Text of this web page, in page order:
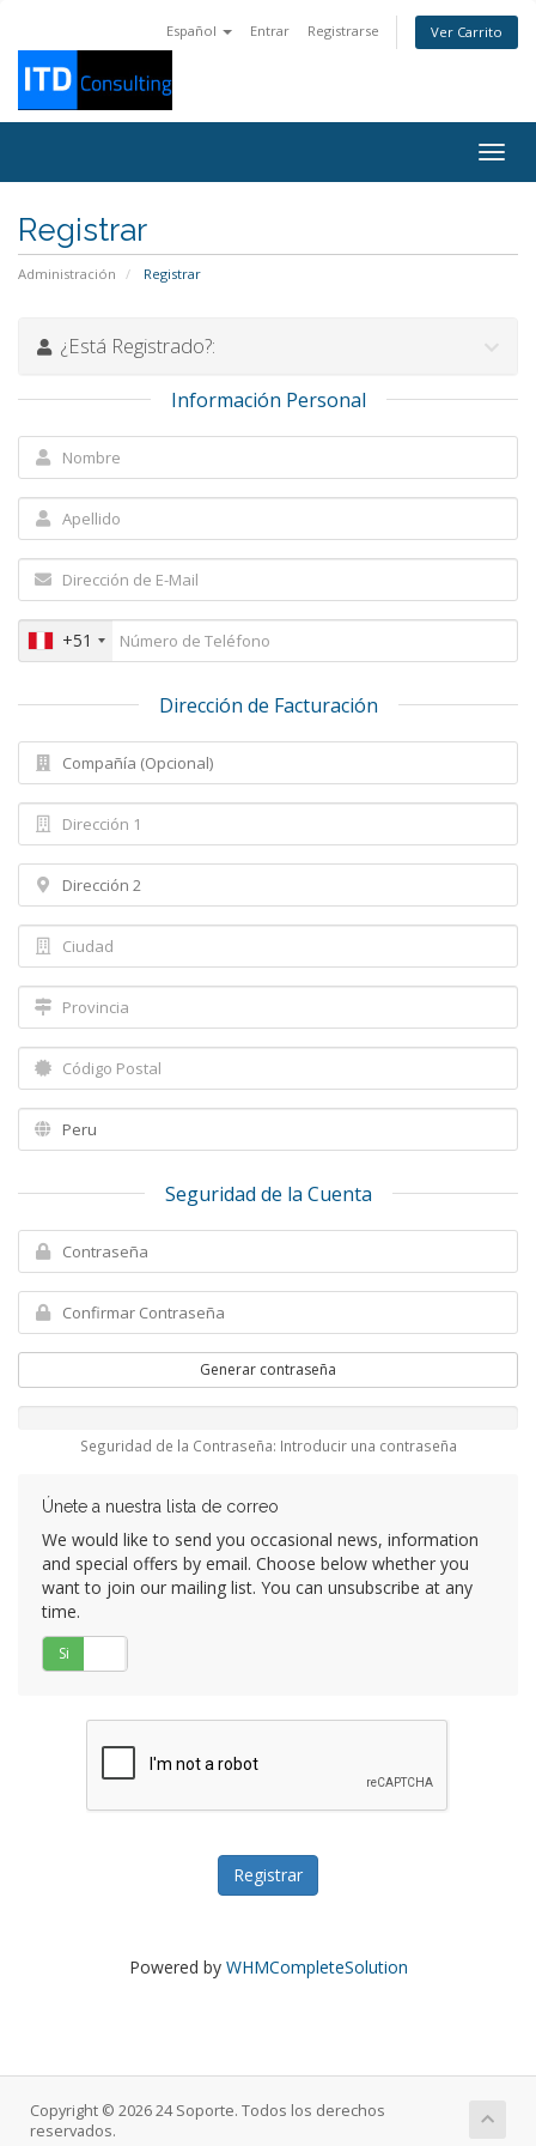
Español Entrar Registrarse Ver Carrito
Registrar
Administración Registrar
¿Está Registrado?:
Información Personal
+51
Dirección de Facturación
Seguridad de la Cuenta
Generar contraseña
Seguridad de la Contraseña: Introducir una contraseña
Únete a nuestra lista de correo
We would like to send you occasional news, information
and special offers by email. Choose below whether you
want to join our mailing list. You can unsubscribe at any
time.
Si
Powered by WHMCompleteSolution
Copyright © 2026 24 Soporte. Todos los derechos
reservados.